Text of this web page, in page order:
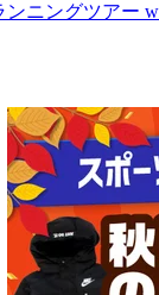
ニングツアー